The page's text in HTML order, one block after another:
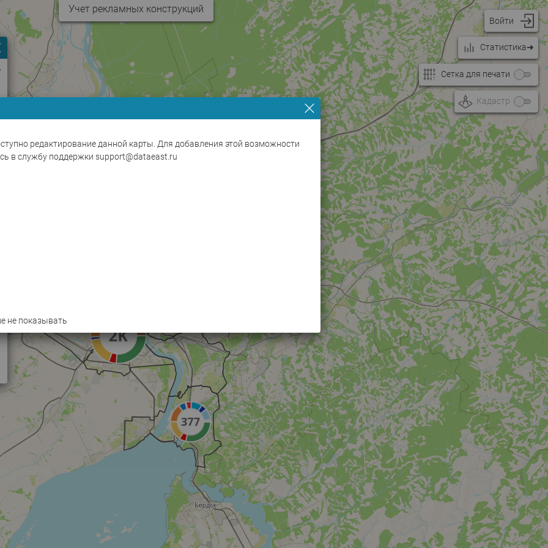
Учет рекламных конструкций
Войти
Меню слоя Статистикаㅤㅤㅤㅤㅤ➜
Сетка для печати
Кадастр
редактирование данной карты. Для добавления этой возможности
в службу поддержки support@dataeast.ru
не показывать